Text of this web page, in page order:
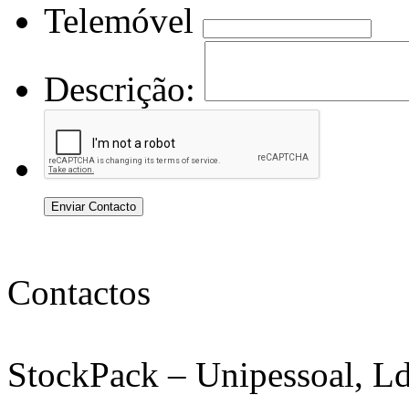
Telemóvel
Descrição:
Enviar Contacto
Contactos
StockPack – Unipessoal,